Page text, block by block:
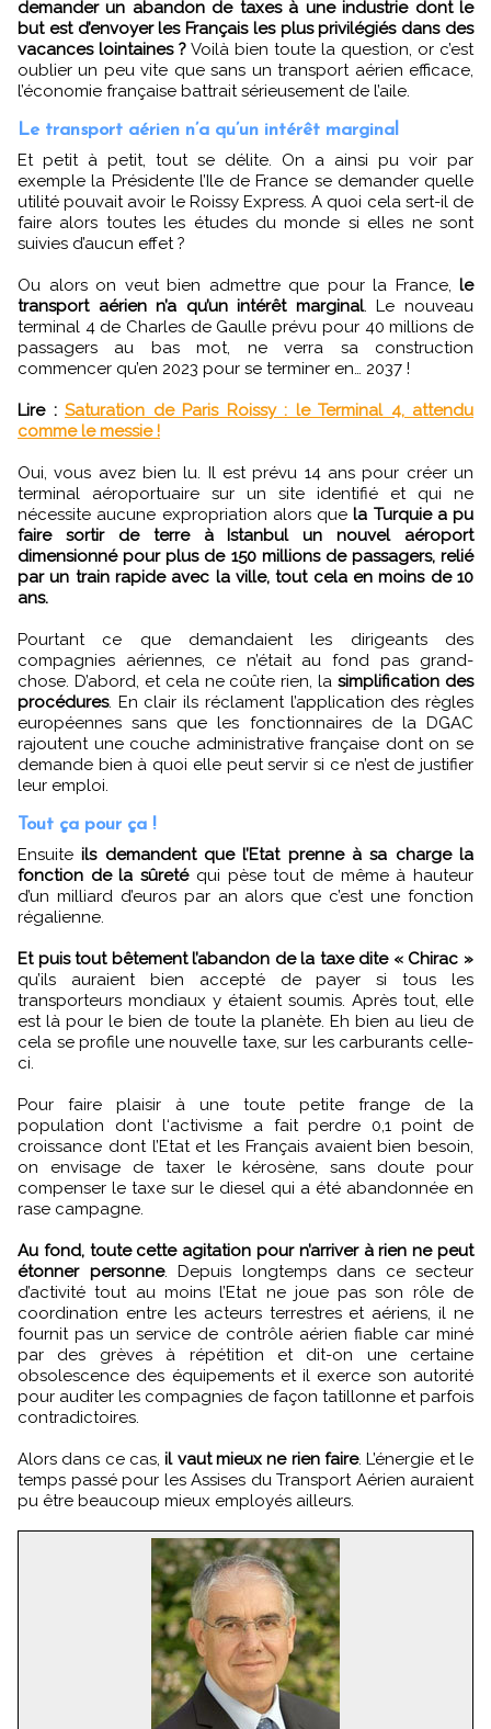
demander un abandon de taxes à une industrie dont le
but est d’envoyer les Français les plus privilégiés dans des
vacances lointaines ? Voilà bien toute la question, or c’est
oublier un peu vite que sans un transport aérien efficace,
l’économie française battrait sérieusement de l’aile.
Le transport aérien n’a qu’un intérêt marginal
Et petit à petit, tout se délite. On a ainsi pu voir par
exemple la Présidente l’Ile de France se demander quelle
utilité pouvait avoir le Roissy Express. A quoi cela sert-il de
faire alors toutes les études du monde si elles ne sont
suivies d’aucun effet ?
Ou alors on veut bien admettre que pour la France, le
transport aérien n’a qu’un intérêt marginal. Le nouveau
terminal 4 de Charles de Gaulle prévu pour 40 millions de
passagers au bas mot, ne verra sa construction
commencer qu’en 2023 pour se terminer en… 2037 !
Lire : Saturation de Paris Roissy : le Terminal 4, attendu
comme le messie !
Oui, vous avez bien lu. Il est prévu 14 ans pour créer un
terminal aéroportuaire sur un site identifié et qui ne
nécessite aucune expropriation alors que la Turquie a pu
faire sortir de terre à Istanbul un nouvel aéroport
dimensionné pour plus de 150 millions de passagers, relié
par un train rapide avec la ville, tout cela en moins de 10
ans.
Pourtant ce que demandaient les dirigeants des
compagnies aériennes, ce n’était au fond pas grand-
chose. D’abord, et cela ne coûte rien, lasimplification des
procédures. En clair ils réclament l’application des règles
européennes sans que les fonctionnaires de la DGAC
rajoutent une couche administrative française dont on se
demande bien à quoi elle peut servir si ce n’est de justifier
leur emploi.
Tout ça pour ça !
Ensuiteils demandent que l’Etat prenne à sa charge la
fonction de la sûreté qui pèse tout de même à hauteur
d’un milliard d’euros par an alors que c’est une fonction
régalienne.
Et puis tout bêtement l’abandon de la taxe dite « Chirac »
qu’ils auraient bien accepté de payer si tous les
transporteurs mondiaux y étaient soumis. Après tout, elle
est là pour le bien de toute la planète. Eh bien au lieu de
cela se profile une nouvelle taxe, sur les carburants celle-
ci.
Pour faire plaisir à une toute petite frange de la
population dont l‘activisme a fait perdre 0,1 point de
croissance dont l’Etat et les Français avaient bien besoin,
on envisage de taxer le kérosène, sans doute pour
compenser le taxe sur le diesel qui a été abandonnée en
rase campagne.
Au fond, toute cette agitation pour n’arriver à rien ne peut
étonner personne. Depuis longtemps dans ce secteur
d’activité tout au moins l’Etat ne joue pas son rôle de
coordination entre les acteurs terrestres et aériens, il ne
fournit pas un service de contrôle aérien fiable car miné
par des grèves à répétition et dit-on une certaine
obsolescence des équipements et il exerce son autorité
pour auditer les compagnies de façon tatillonne et parfois
contradictoires.
Alors dans ce cas,il vaut mieux ne rien faire. L’énergie et le
temps passé pour les Assises du Transport Aérien auraient
pu être beaucoup mieux employés ailleurs.